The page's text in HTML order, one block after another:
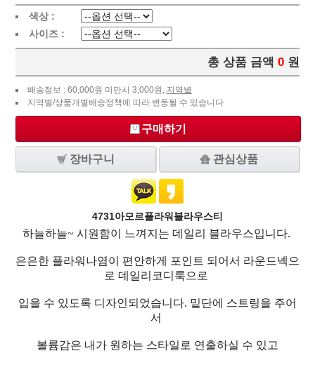
색상 :
사이즈 :
총 상품 금액 0 원
배송정보 : 60,000원 미만시 3,000원, 지역별
지역별/상품개별배송정책에 따라 변동될 수 있습니다
구매하기
장바구니 관심상품
4731아모르플라워블라우스티
하늘하늘~ 시원함이 느껴지는 데일리 블라우스입니다.
은은한 플라워나염이 편안하게 포인트 되어서 라운드넥으
로 데일리코디룩으로
입을 수 있도록 디자인되었습니다. 밑단에 스트링을 주어
서
볼륨감은 내가 원하는 스타일로 연출하실 수 있고